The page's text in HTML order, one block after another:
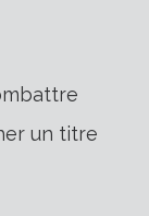
un titre